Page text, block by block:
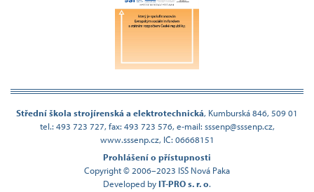
Střední škola strojírenská a elektrotechnická, Kumburská 846, 509 01
tel.: 493 723 727, fax: 493 723 576, e-mail: sssenp@sssenp.cz,
www.sssenp.cz, IČ: 06668151
Prohlášení o přístupnosti
Copyright © 2006–2023 ISŠ Nová Paka
Developed byIT-PRO s. r. o.